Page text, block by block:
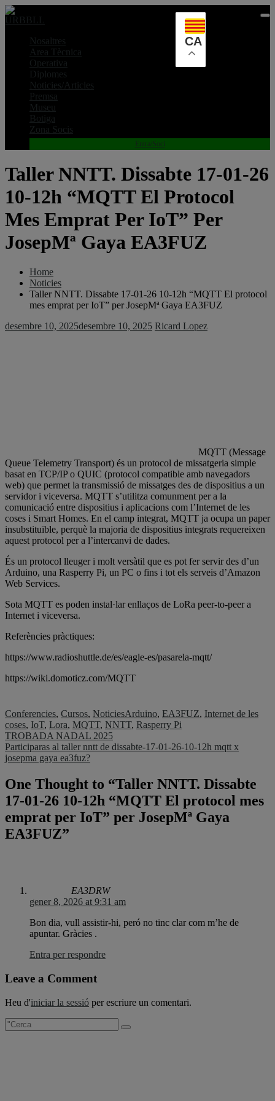
Skip
to
Nosaltres
Area Tècnica
Operativa
Diplomes
Noticies/Articles
Premsa
Museu
Botiga
Zona Socis
Entra/Soci
Taller NNTT. Dissabte 17-01-26
10-12h “MQTT El Protocol
Mes Emprat Per IoT” Per
JosepMª Gaya EA3FUZ
Home
Noticies
Taller NNTT. Dissabte 17-01-26 10-12h “MQTT El protocol
mes emprat per IoT” per JosepMª Gaya EA3FUZ
desembre 10, 2025desembre 10, 2025 Ricard Lopez
MQTT (Message
Queue Telemetry Transport) és un protocol de missatgeria simple
basat en TCP/IP o QUIC (protocol compatible amb navegadors
web) que permet la transmissió de missatges des de dispositius a un
servidor i viceversa. MQTT s’utilitza comunment per a la
comunicació entre dispositius i aplicacions com l’Internet de les
coses i Smart Homes. En el camp integrat, MQTT ja ocupa un paper
insubstituïble, perquè la majoria de dispositius integrats requereixen
aquest protocol per a l’intercanvi de dades.
És un protocol lleuger i molt versàtil que es pot fer servir des d’un
Arduino, una Rasperry Pi, un PC o fins i tot els serveis d’Amazon
Web Services.
Sota MQTT es poden instal·lar enllaços de LoRa peer-to-peer a
Internet i viceversa.
Referències pràctiques:
https://www.radioshuttle.de/es/eagle-es/pasarela-mqtt/
https://wiki.domoticz.com/MQTT
Conferencies, Cursos, NoticiesArduino, EA3FUZ, Internet de les
coses, IoT, Lora, MQTT, NNTT, Rasperry Pi
Navegació
d'entrades
TROBADA NADAL 2025
Participaras al taller nntt de dissabte-17-01-26-10-12h mqtt x
josepma gaya ea3fuz?
One Thought to “Taller NNTT. Dissabte
17-01-26 10-12h “MQTT El protocol mes
emprat per IoT” per JosepMª Gaya
EA3FUZ”
EA3DRW
gener 8, 2026 at 9:31 am
Bon dia, vull assistir-hi, peró no tinc clar com m’he de
apuntar. Gràcies .
Entra per respondre
Leave a Comment
Heu d'iniciar la sessió per escriure un comentari.
CA